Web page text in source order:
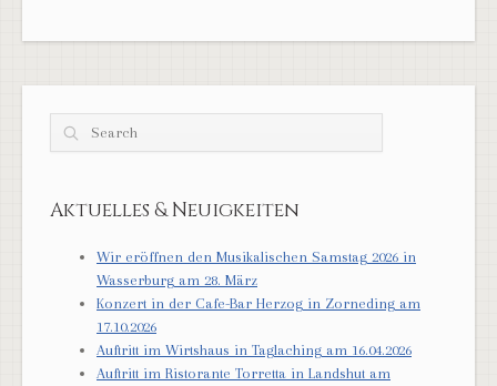
Search
Aktuelles & Neuigkeiten
Wir eröffnen den Musikalischen Samstag 2026 in
Wasserburg am 28. März
Konzert in der Cafe-Bar Herzog in Zorneding am
17.10.2026
Auftritt im Wirtshaus in Taglaching am 16.04.2026
Auftritt im Ristorante Torretta in Landshut am